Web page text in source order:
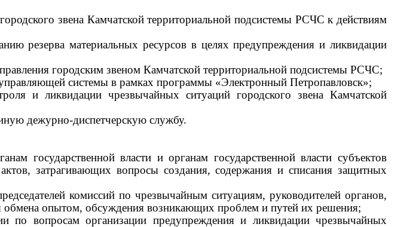
звена Камчатской территориальной подсистемы РСЧС к действиям
резерва материальных ресурсов в целях предупреждения и ликвидации
городским звеном Камчатской территориальной подсистемы РСЧС;
системы в рамках программы «Электронный Петропавловск»;
и ликвидации чрезвычайных ситуаций городского звена Камчатской
дежурно-диспетчерскую службу.
государственной власти и органам государственной власти субъектов
затрагивающих вопросы создания, содержания и списания защитных
комиссий по чрезвычайным ситуациям, руководителей органов,
опытом, обсуждения возникающих проблем и путей их решения;
по вопросам организации предупреждения и ликвидации чрезвычайных